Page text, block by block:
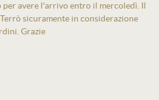
avere l'arrivo entro il mercoledì. Il
sicuramente in considerazione
Grazie